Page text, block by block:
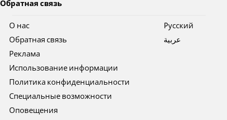
Обратная связь
О нас
Обратная связь
Реклама
Использование информации
Политика конфиденциальности
Специальные возможности
Оповещения
Pусский
عربية